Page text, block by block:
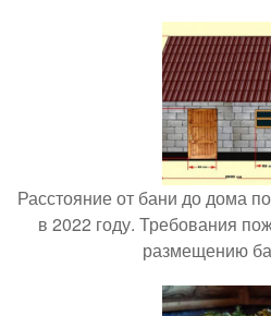
Расстояние от бани до дома
в 2022 году. Требования
размещению